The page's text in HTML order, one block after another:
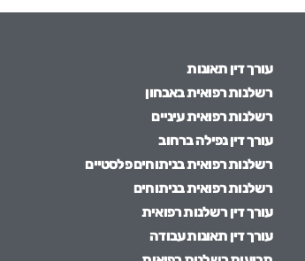
עורך דין תאונות
רשלנות רפואית באבחון
רשלנות רפואית עיניים
עורך דין נפילה ברחוב
רשלנות רפואית בניתוחים פלסטיים
רשלנות רפואית בניתוחים
עורך דין רשלנות רפואית
עורך דין תאונות עבודה